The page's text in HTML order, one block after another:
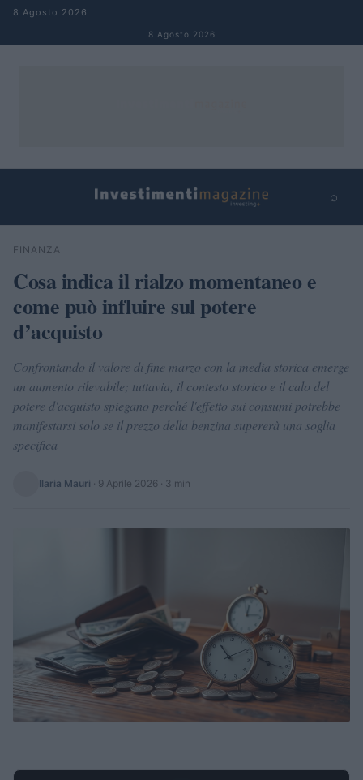
Salta al contenuto
8 Agosto 2026
8 Agosto 2026
⌕
Cerca
FINANZA
Cosa indica il rialzo momentaneo e
come può influire sul potere
d’acquisto
Confrontando il valore di fine marzo con la media storica emerge
un aumento rilevabile; tuttavia, il contesto storico e il calo del
potere d'acquisto spiegano perché l'effetto sui consumi potrebbe
manifestarsi solo se il prezzo della benzina supererà una soglia
specifica
Ilaria Mauri · 9 Aprile 2026 · 3 min